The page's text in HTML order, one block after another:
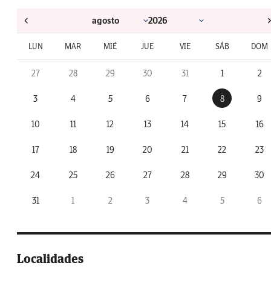
LUN MAR MIÉ JUE VIE SÁB DOM
27 28 29 30 31 1 2
3 4 5 6 7 8 9
10 11 12 13 14 15 16
17 18 19 20 21 22 23
24 25 26 27 28 29 30
31 1 2 3 4 5 6
Localidades